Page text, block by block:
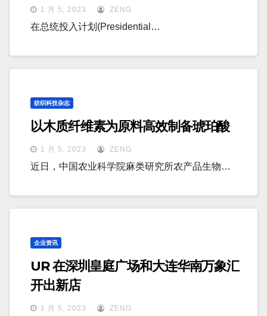
1 月 5, 2023 ZENG
在总统投入计划(Presidential…
纺织科技杂志
以木质纤维素为原料高效制备琥珀酸
1 月 5, 2023 ZENG
近日，中国农业科学院麻类研究所农产品生物…
企业资讯
UR 在深圳皇庭广场和大连华南万象汇
开出新店
1 月 5, 2023 ZENG